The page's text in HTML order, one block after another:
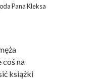
Pana Kleksa
na
książki